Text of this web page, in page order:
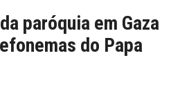
paróquia em Gaza
do Papa